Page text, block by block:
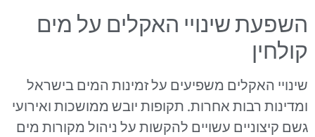
השפעת שינויי האקלים על מים
קולחין
שינויי האקלים משפיעים על זמינות המים בישראל
ומדינות רבות אחרות. תקופות יובש ממושכות ואירועי
גשם קיצוניים עשויים להקשות על ניהול מקורות מים